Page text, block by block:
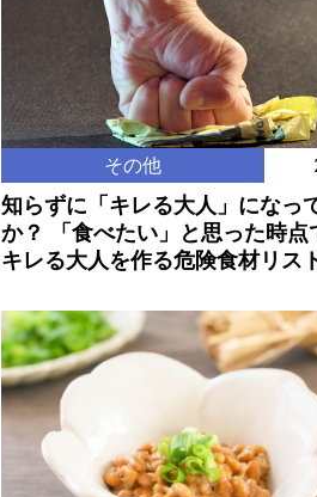
その他
知らずに「キレる大人」になっ
か？ 「食べたい」と思った時点
キレる大人を作る危険食材リス